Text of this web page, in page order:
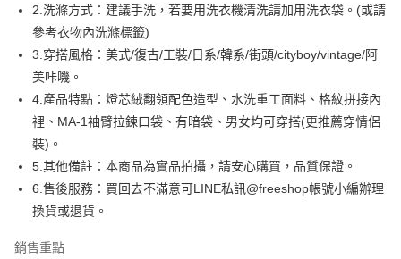
街口支付
悠遊付
ATM付款
運送方式
全家取貨付款
每筆NT$80，滿NT$1,000(含以上)免運費
付款後全家取貨
2.洗滌方式：建議手洗，若要用洗衣機清洗請加用洗衣袋。(或請
參考衣物內洗滌標籤)
3.穿搭風格：美式/復古/工裝/日系/韓系/街頭/cityboy/vintage/阿
美咔嘰。
4.產品特點：燈芯絨翻領配色造型、水洗重工面料、格紋拼接內
裡、MA-1袖臂拉鍊口袋、有暗袋、男女均可穿搭(更推薦穿情侶
裝)。
5.其他備註：本商品為實品拍攝，請安心購買，品質保證。
6.售後服務：買回去不滿意可LINE私訊@freeshop帳號小編辦理
換貨或退貨。
銷售重點